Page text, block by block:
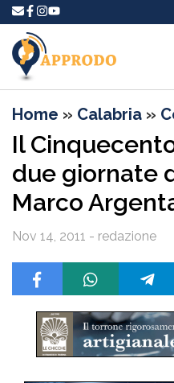
Home » Calabria »
Il
due giornate
Marco
Nov 14, 2011 - redazione